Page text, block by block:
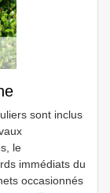
sont inclus
le
immédiats du
occasionnés